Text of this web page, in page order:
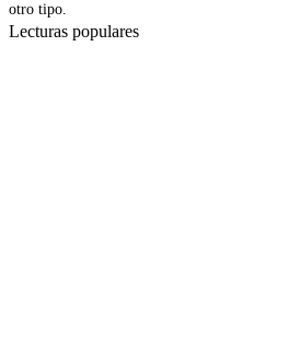
otro tipo.
Lecturas populares